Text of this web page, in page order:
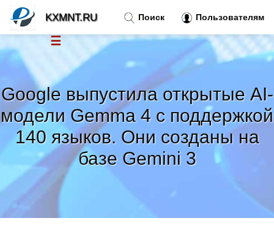
Google выпустила открытые AI-
модели Gemma 4 с поддержкой
140 языков. Они созданы на
базе Gemini 3
Поиск Пользователям
KXMNT.RU
☰
Тренды новостей»
Рубрики»
Правила »